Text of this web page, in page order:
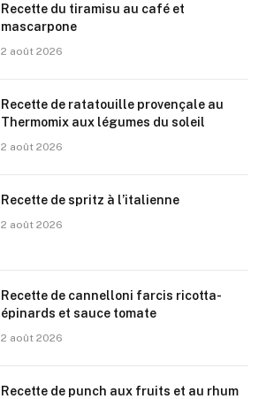
Recette du tiramisu au café et
mascarpone
2 août 2026
Recette de ratatouille provençale au
Thermomix aux légumes du soleil
2 août 2026
Recette de spritz à l’italienne
2 août 2026
Recette de cannelloni farcis ricotta-
épinards et sauce tomate
2 août 2026
Recette de punch aux fruits et au rhum